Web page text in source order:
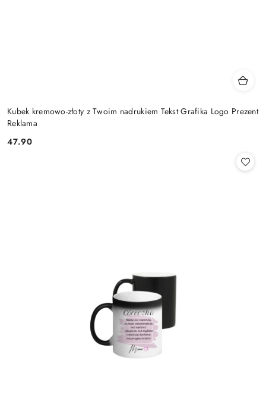
Kubek kremowo-złoty z Twoim nadrukiem Tekst Grafika Logo Prezent
Reklama
Cena:
47.90